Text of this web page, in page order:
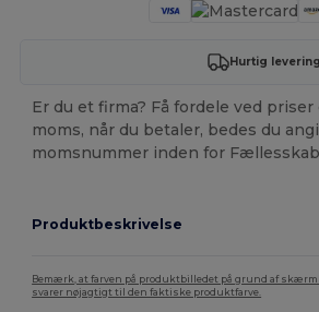
Hurtig levering
Er du et firma? Få fordele ved
moms, når du betaler, bedes du
momsnummer inden for
Produktbeskrivelse
Bemærk, at farven på produktbilledet på grund af
svarer nøjagtigt til den faktiske produktfarve.